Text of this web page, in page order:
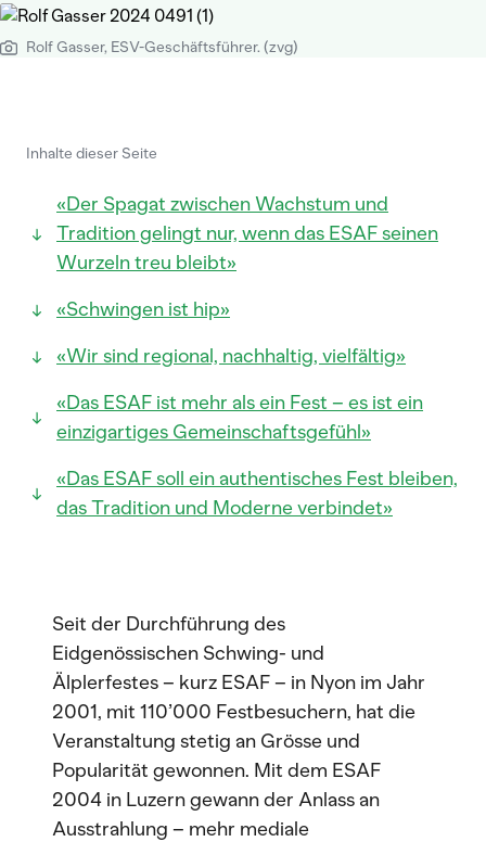
Rolf Gasser, ESV-Geschäftsführer. (zvg)
Inhalte dieser Seite
«Der Spagat zwischen Wachstum und
Tradition gelingt nur, wenn das ESAF seinen
Wurzeln treu bleibt»
«Schwingen ist hip»
«Wir sind regional, nachhaltig, vielfältig»
«Das ESAF ist mehr als ein Fest – es ist ein
einzigartiges Gemeinschaftsgefühl»
«Das ESAF soll ein authentisches Fest bleiben,
das Tradition und Moderne verbindet»
Seit der Durchführung des
Eidgenössischen Schwing- und
Älplerfestes – kurz ESAF – in Nyon im Jahr
2001, mit 110’000 Festbesuchern, hat die
Veranstaltung stetig an Grösse und
Popularität gewonnen. Mit dem ESAF
2004 in Luzern gewann der Anlass an
Ausstrahlung – mehr mediale